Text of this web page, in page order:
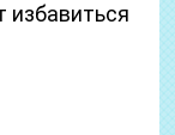
избавиться